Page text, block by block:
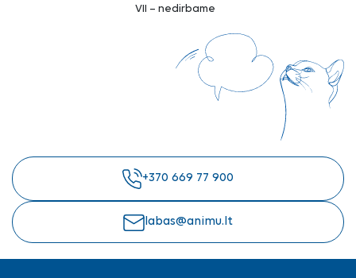
VII – nedirbame
+370 669 77 900
labas@animu.lt